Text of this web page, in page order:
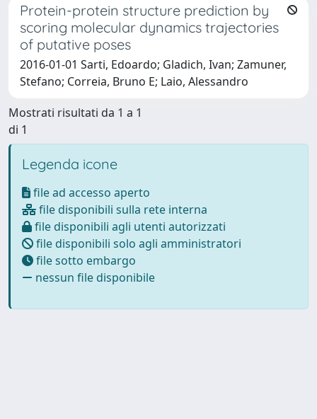
Protein-protein structure prediction by
scoring molecular dynamics trajectories
of putative poses
2016-01-01 Sarti, Edoardo; Gladich, Ivan; Zamuner,
Stefano; Correia, Bruno E; Laio, Alessandro
Mostrati risultati da 1 a 1
di 1
Legenda icone
file ad accesso aperto
file disponibili sulla rete interna
file disponibili agli utenti autorizzati
file disponibili solo agli amministratori
file sotto embargo
nessun file disponibile